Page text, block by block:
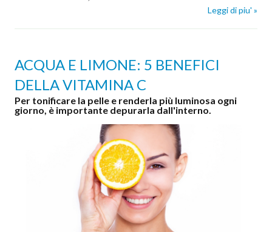
Leggi di piu' »
ACQUA E LIMONE: 5 BENEFICI
DELLA VITAMINA C
Per tonificare la pelle e renderla più luminosa ogni
giorno, è importante depurarla dall'interno.